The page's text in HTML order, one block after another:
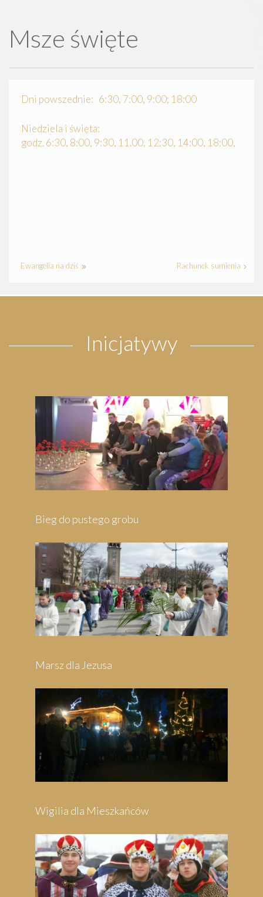
Msze święte
Dni powszednie: 6:30, 7:00, 9:00; 18:00
Niedziela i święta:
godz. 6:30, 8:00, 9:30, 11.00, 12:30, 14:00, 18:00,
Ewangelia na dziś Rachunek sumienia
Inicjatywy
Bieg do pustego grobu
Marsz dla Jezusa
Wigilia dla Mieszkańców